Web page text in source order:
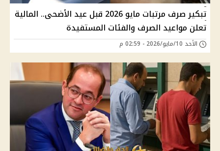
تبكير صرف مرتبات مايو 2026 قبل عيد الأضحى.. المالية
تعلن مواعيد الصرف والفئات المستفيدة
الأحد 10/مايو/2026 - 02:59 م